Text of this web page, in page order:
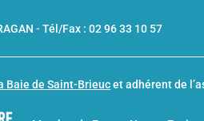
-Tél/Fax : 02 96 33 10 57
Baie de Saint-Brieucet adhérent de